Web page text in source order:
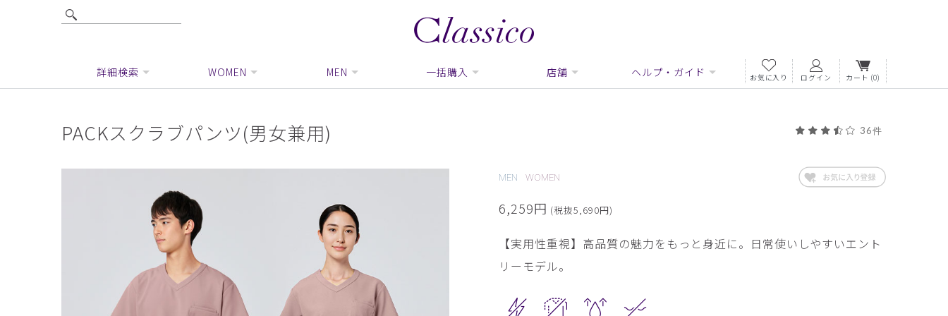
詳細検索 WOMEN MEN 一括購入 店舗 ヘルプ・ガイド お気に入り ログイン カート (0)
PACKスクラブパンツ(男女兼用) 36件
MEN WOMEN
6,259円 (税抜5,690円)
【実用性重視】高品質の魅力をもっと身近に。日常使いしやすいエント
リーモデル。